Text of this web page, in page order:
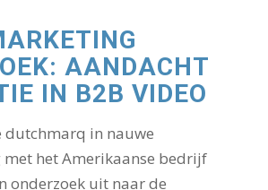
AANDACHT
IN B2B VIDEO
dutchmarq in nauwe
het Amerikaanse bedrijf
onderzoek uit naar de